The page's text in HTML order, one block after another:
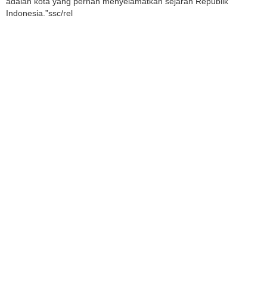
Indonesia.”ssc/rel